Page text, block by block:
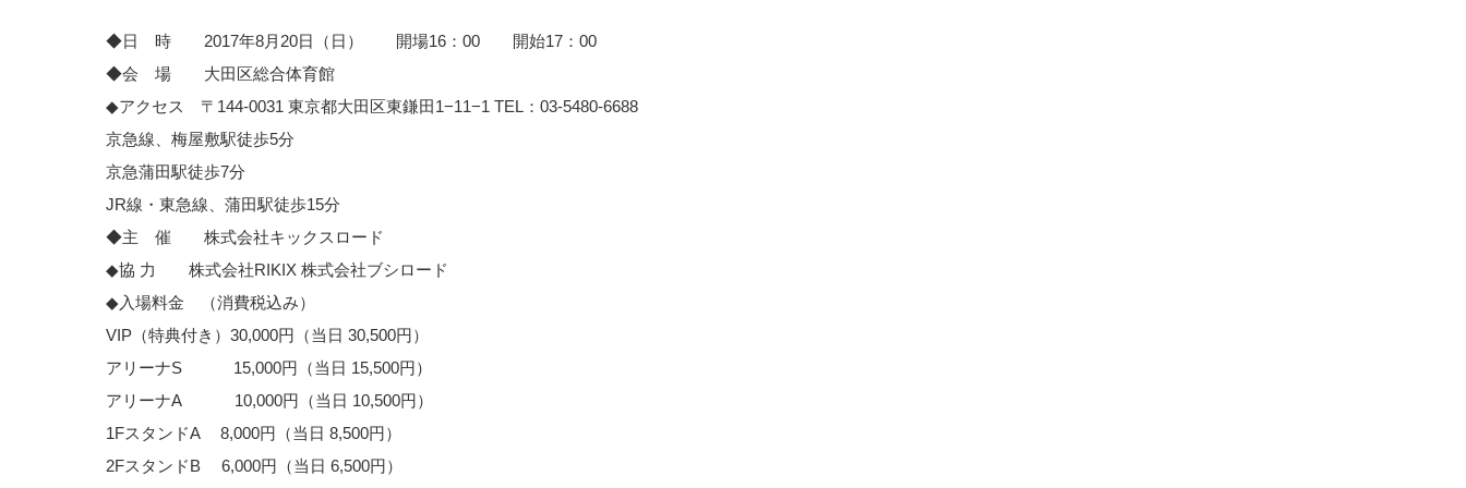
◆日 時 2017年8月20日（日） 開場16：00 開始17：00
◆会 場 大田区総合体育館
◆アクセス 〒144-0031 東京都大田区東鎌田1−11−1 TEL：03-5480-6688
京急線、梅屋敷駅徒歩5分
京急蒲田駅徒歩7分
JR線・東急線、蒲田駅徒歩15分
◆主 催 株式会社キックスロード
◆協 力 株式会社RIKIX 株式会社ブシロード
◆入場料金 （消費税込み）
VIP（特典付き）30,000円（当日 30,500円）
アリーナS 15,000円（当日 15,500円）
アリーナA 10,000円（当日 10,500円）
1FスタンドA 8,000円（当日 8,500円）
2FスタンドB 6,000円（当日 6,500円）